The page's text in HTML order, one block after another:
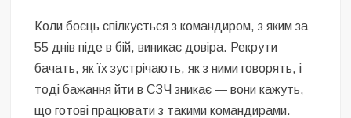
Коли боєць спілкується з командиром, з яким за
55 днів піде в бій, виникає довіра. Рекрути
бачать, як їх зустрічають, як з ними говорять, і
тоді бажання йти в СЗЧ зникає — вони кажуть,
що готові працювати з такими командирами.